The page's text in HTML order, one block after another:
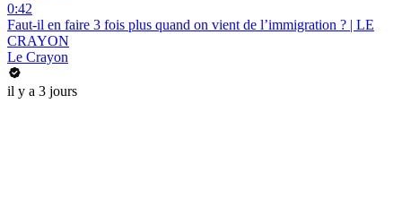
0:42
Faut-il en faire 3 fois plus quand on vient de l’immigration ? | LE
CRAYON
Le Crayon
il y a 3 jours